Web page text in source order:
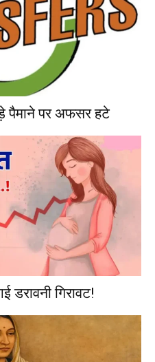
पैमाने पर अफसर हटे
गिरावट!